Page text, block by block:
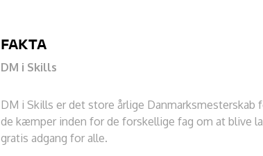
FAKTA
DM i Skills
DM i Skills er det store årlige
de kæmper inden for de forskellige fag om at blive
gratis adgang for alle.